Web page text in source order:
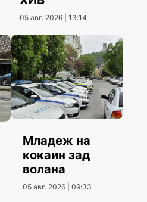
05 авг. 2026 | 13:14
Младеж на
кокаин зад
волана
05 авг. 2026 | 09:33